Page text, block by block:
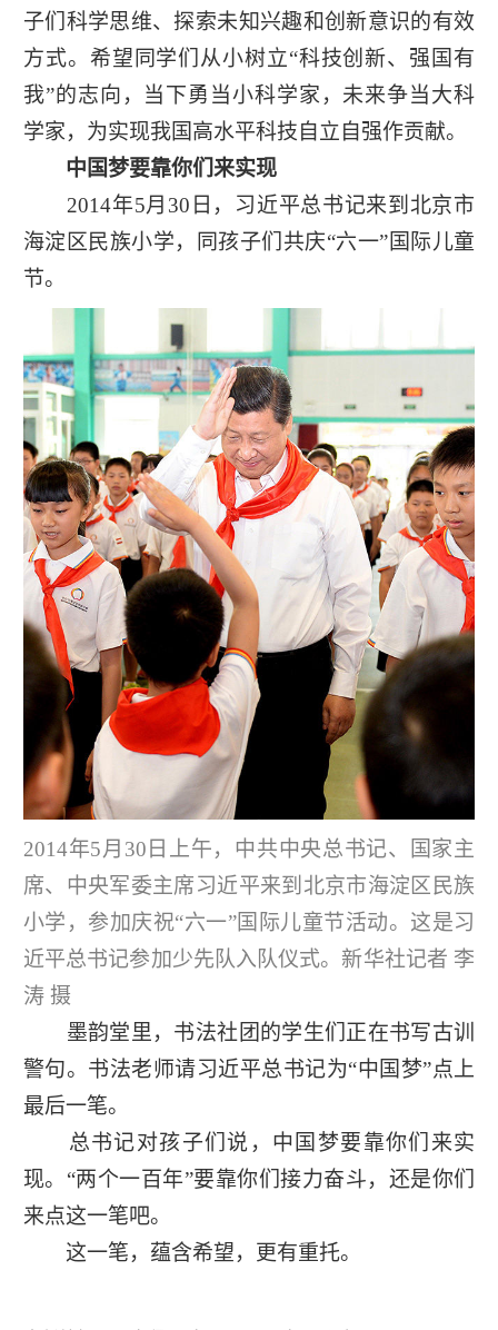
子们科学思维、探索未知兴趣和创新意识的有效
方式。希望同学们从小树立“科技创新、强国有
我”的志向，当下勇当小科学家，未来争当大科
学家，为实现我国高水平科技自立自强作贡献。
中国梦要靠你们来实现
2014年5月30日，习近平总书记来到北京市
海淀区民族小学，同孩子们共庆“六一”国际儿童
节。
2014年5月30日上午，中共中央总书记、国家主
席、中央军委主席习近平来到北京市海淀区民族
小学，参加庆祝“六一”国际儿童节活动。这是习
近平总书记参加少先队入队仪式。新华社记者 李
涛 摄
墨韵堂里，书法社团的学生们正在书写古训
警句。书法老师请习近平总书记为“中国梦”点上
最后一笔。
总书记对孩子们说，中国梦要靠你们来实
现。“两个一百年”要靠你们接力奋斗，还是你们
来点这一笔吧。
这一笔，蕴含希望，更有重托。